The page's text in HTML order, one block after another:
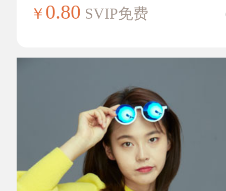
￥ 0.80 SVIP免费